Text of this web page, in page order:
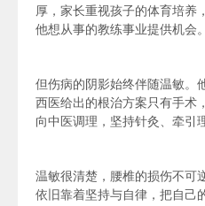
厚，家长重视孩子的体育培养
他想从事的教练事业提供机会。
但伤病的阴影始终伴随温敏。
西医给出的根治方案只有手术
向中医调理，坚持针灸、牵引
温敏很清楚，腰椎的损伤不可
依旧靠着坚持与自律，把自己